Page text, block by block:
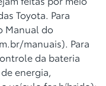
Toyota. Para
Manual do
manuais). Para
da bateria
energia,